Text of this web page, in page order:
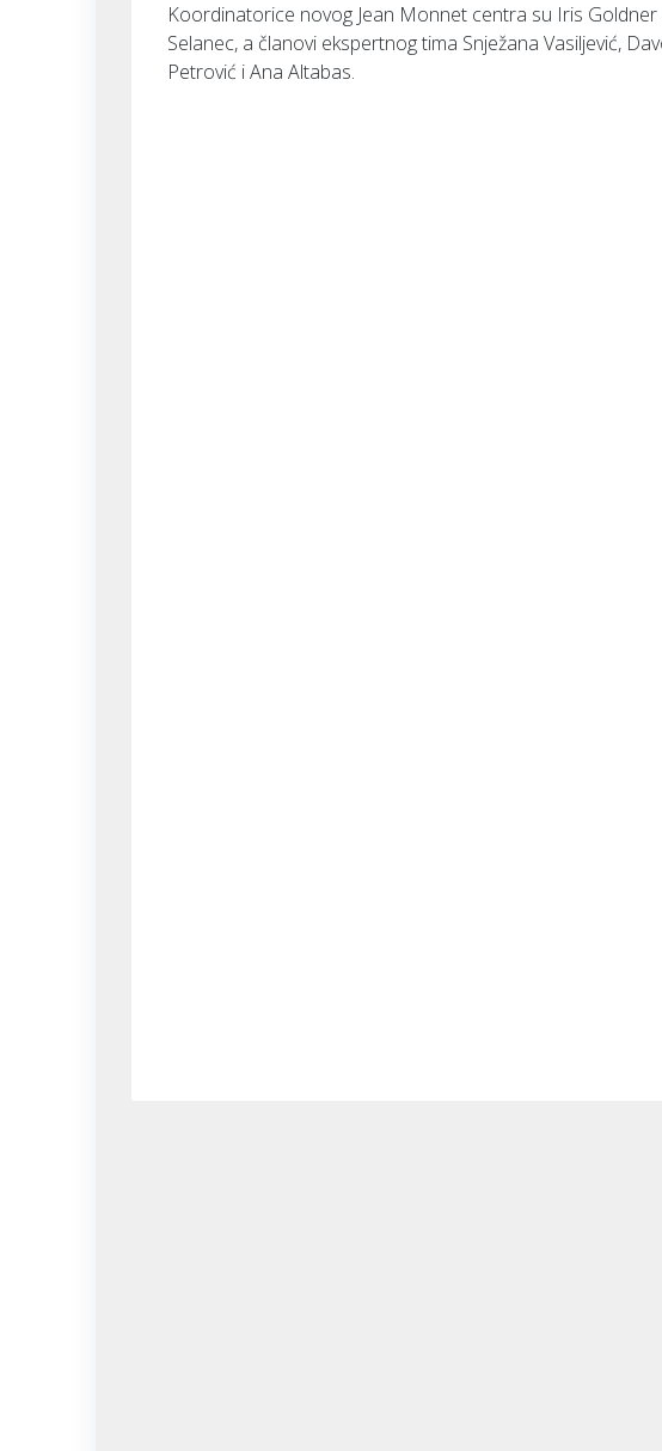
Koordinatorice novog Jean Monnet centra su Iris Goldner
Selanec, a članovi ekspertnog tima Snježana Vasiljević,
Petrović i Ana Altabas.